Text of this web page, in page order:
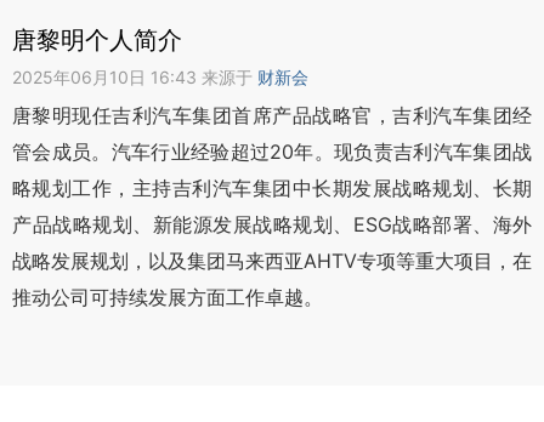
唐黎明个人简介
2025年06月10日 16:43 来源于 财新会
唐黎明现任吉利汽车集团首席产品战略官，吉利汽车集团经
管会成员。汽车行业经验超过20年。现负责吉利汽车集团战
略规划工作，主持吉利汽车集团中长期发展战略规划、长期
产品战略规划、新能源发展战略规划、ESG战略部署、海外
战略发展规划，以及集团马来西亚AHTV专项等重大项目，在
推动公司可持续发展方面工作卓越。